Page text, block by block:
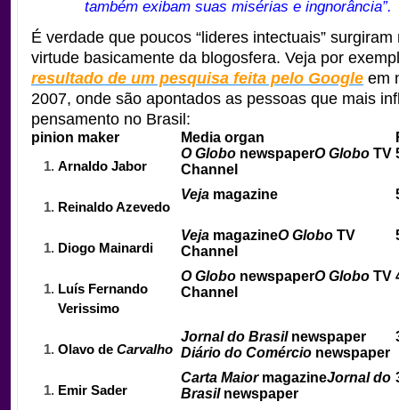
também exibam suas misérias e ingnorância”.
É verdade que poucos “lideres intectuais”
virtude basicamente da blogosfera. Veja por
resultado de um pesquisa feita pelo Google em
2007, onde são apontados as pessoas que mais
pensamento no Brasil:
pinion maker Media organ
Arnaldo Jabor
O Globo newspaperO Globo TV
Channel
Reinaldo Azevedo
Veja magazine
Diogo Mainardi
Veja magazineO Globo TV
Channel
Luís Fernando
Verissimo
O Globo newspaperO Globo TV
Channel
Olavo de Carvalho
Jornal do Brasilnewspaper
Diário do Comércio newspaper
Emir Sader
Carta MaiormagazineJornal do
Brasilnewspaper